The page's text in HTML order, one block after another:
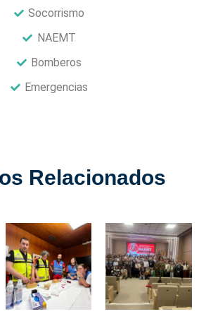
Socorrismo
NAEMT
Bomberos
Emergencias
Relacionados